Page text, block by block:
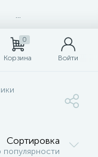
0
Корзина Войти
Сортировка
популярности